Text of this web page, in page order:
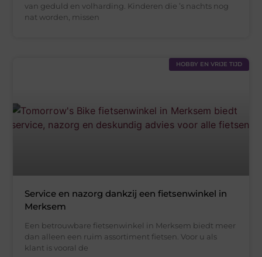
van geduld en volharding. Kinderen die ’s nachts nog
nat worden, missen
HOBBY EN VRIJE TIJD
Service en nazorg dankzij een fietsenwinkel in
Merksem
Een betrouwbare fietsenwinkel in Merksem biedt meer
dan alleen een ruim assortiment fietsen. Voor u als
klant is vooral de